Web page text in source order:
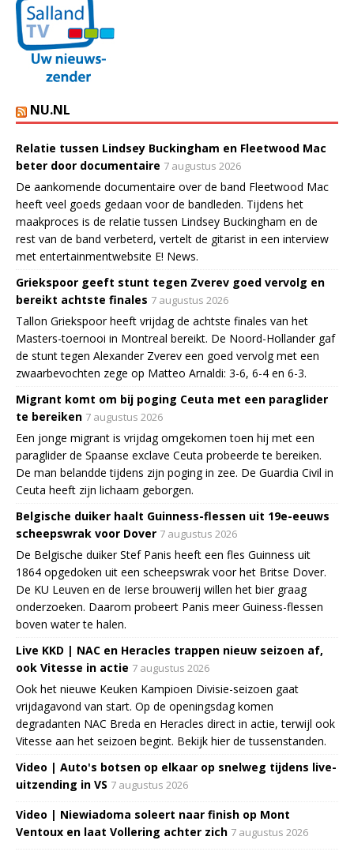
NU.NL
Relatie tussen Lindsey Buckingham en Fleetwood Mac
beter door documentaire 7 augustus 2026
De aankomende documentaire over de band Fleetwood Mac
heeft veel goeds gedaan voor de bandleden. Tijdens het
maakproces is de relatie tussen Lindsey Buckingham en de
rest van de band verbeterd, vertelt de gitarist in een interview
met entertainmentwebsite E! News.
Griekspoor geeft stunt tegen Zverev goed vervolg en
bereikt achtste finales 7 augustus 2026
Tallon Griekspoor heeft vrijdag de achtste finales van het
Masters-toernooi in Montreal bereikt. De Noord-Hollander gaf
de stunt tegen Alexander Zverev een goed vervolg met een
zwaarbevochten zege op Matteo Arnaldi: 3-6, 6-4 en 6-3.
Migrant komt om bij poging Ceuta met een paraglider
te bereiken 7 augustus 2026
Een jonge migrant is vrijdag omgekomen toen hij met een
paraglider de Spaanse exclave Ceuta probeerde te bereiken.
De man belandde tijdens zijn poging in zee. De Guardia Civil in
Ceuta heeft zijn lichaam geborgen.
Belgische duiker haalt Guinness-flessen uit 19e-eeuws
scheepswrak voor Dover 7 augustus 2026
De Belgische duiker Stef Panis heeft een fles Guinness uit
1864 opgedoken uit een scheepswrak voor het Britse Dover.
De KU Leuven en de Ierse brouwerij willen het bier graag
onderzoeken. Daarom probeert Panis meer Guiness-flessen
boven water te halen.
Live KKD | NAC en Heracles trappen nieuw seizoen af,
ook Vitesse in actie 7 augustus 2026
Ook het nieuwe Keuken Kampioen Divisie-seizoen gaat
vrijdagavond van start. Op de openingsdag komen
degradanten NAC Breda en Heracles direct in actie, terwijl ook
Vitesse aan het seizoen begint. Bekijk hier de tussenstanden.
Video | Auto's botsen op elkaar op snelweg tijdens live-
uitzending in VS 7 augustus 2026
Video | Niewiadoma soleert naar finish op Mont
Ventoux en laat Vollering achter zich 7 augustus 2026